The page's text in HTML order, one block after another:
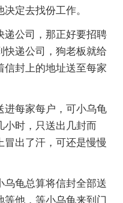
定去找份工作。
公司，那正好要招聘
快递公司，狗老板就给
信封上的地址送至每家
每家每户，可小乌龟
小时，只送出几封而
冒出了汗，可还是慢慢
龟总算将信封全部送
等他，等小乌龟来到门